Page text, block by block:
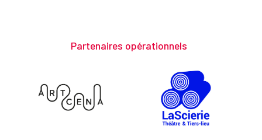
Partenaires opérationnels